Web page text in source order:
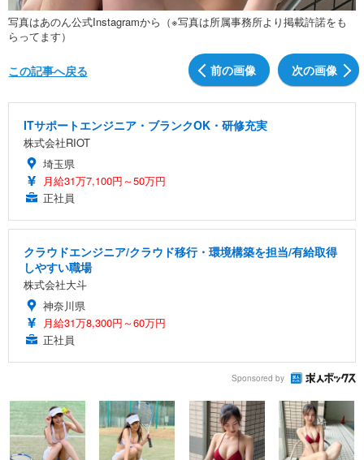
写真はあのん公式Instagramから（※写真は所属事務所より掲載許諾をも
らってます）
前の画像 次の画像
この記事へ戻る
ITサポートエンジニア・ブランクOK・研修充実
株式会社RIOT
埼玉県
月給31万7,100円～50万円
正社員
クラウドエンジニア/クラウド移行・環境構築を担当/有給取得
しやすい職場
株式会社大斗
神奈川県
月給31万8,300円～60万円
正社員
Sponsored by